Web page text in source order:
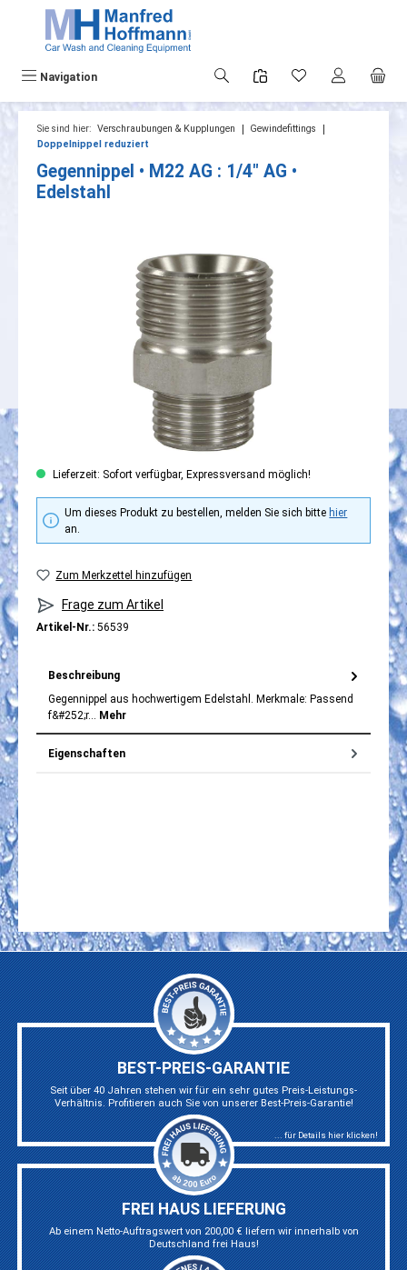
springen
Navigation
Sie sind hier: Verschraubungen & Kupplungen | Gewindefittings |
Doppelnippel reduziert
Gegennippel • M22 AG : 1/4" AG •
Edelstahl
Bildergalerie überspringen
Lieferzeit: Sofort verfügbar, Expressversand möglich!
Um dieses Produkt zu bestellen, melden Sie sich bitte hier
an.
Zum Merkzettel hinzufügen
Frage zum Artikel
Artikel-Nr.: 56539
Beschreibung
Gegennippel aus hochwertigem Edelstahl. Merkmale: Passend
f&#252;r… Mehr
Eigenschaften
BEST-PREIS-GARANTIE
Seit über 40 Jahren stehen wir für ein sehr gutes Preis-Leistungs-
Verhältnis. Profitieren auch Sie von unserer Best-Preis-Garantie!
... für Details hier klicken!
FREI HAUS LIEFERUNG
Ab einem Netto-Auftragswert von 200,00 € liefern wir innerhalb von
Deutschland frei Haus!